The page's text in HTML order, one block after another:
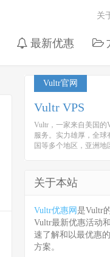
最新优惠
关
Vultr官网
Vultr VPS
Vultr，一家来自美国的
服务。实力雄厚，全球
国等多个地区，亚洲地
关于本站
Vultr优惠网 是Vultr
Vultr最新优惠活动
速了解和以最优惠
方案。